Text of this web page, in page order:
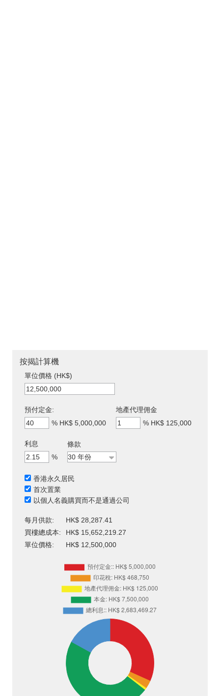
按揭計算機
單位價格 (HK$)
預付定金:
% HK$ 5,000,000
地產代理佣金
% HK$ 125,000
利息
%
條款
香港永久居民
首次置業
以個人名義購買而不是通過公司
每月供款:
HK$ 28,287.41
買樓總成本:
HK$ 15,652,219.27
單位價格:
HK$ 12,500,000